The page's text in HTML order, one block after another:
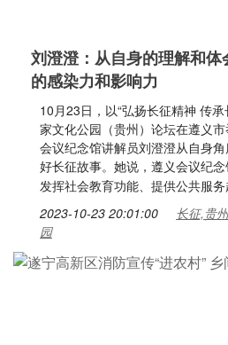
刘澄澄：从自身的理解和
的感染力和影响力
10月23日，以“弘扬长征精神 传
家文化公园（贵州）论坛在遵义
会议纪念馆讲解员刘澄澄从自身
好长征故事。她说，遵义会议纪
发挥社会教育功能、提供公共服
2023-10-23 20:01:00
长征,贵
园